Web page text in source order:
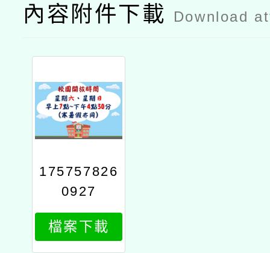
內容附件下載 Download
175757826
0927
檔案下載